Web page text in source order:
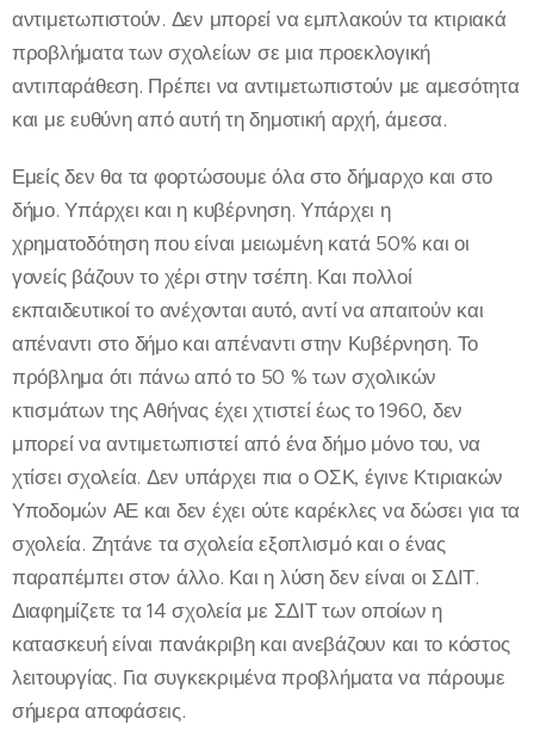
αντιμετωπιστούν. Δεν μπορεί να εμπλακούν τα κτιριακά
προβλήματα των σχολείων σε μια προεκλογική
αντιπαράθεση. Πρέπει να αντιμετωπιστούν με αμεσότητα
και με ευθύνη από αυτή τη δημοτική αρχή, άμεσα.
Εμείς δεν θα τα φορτώσουμε όλα στο δήμαρχο και στο
δήμο. Υπάρχει και η κυβέρνηση. Υπάρχει η
χρηματοδότηση που είναι μειωμένη κατά 50% και οι
γονείς βάζουν το χέρι στην τσέπη. Και πολλοί
εκπαιδευτικοί το ανέχονται αυτό, αντί να απαιτούν και
απέναντι στο δήμο και απέναντι στην Κυβέρνηση. Το
πρόβλημα ότι πάνω από το 50 % των σχολικών
κτισμάτων της Αθήνας έχει χτιστεί έως το 1960, δεν
μπορεί να αντιμετωπιστεί από ένα δήμο μόνο του, να
χτίσει σχολεία. Δεν υπάρχει πια ο ΟΣΚ, έγινε Κτιριακών
Υποδομών ΑΕ και δεν έχει ούτε καρέκλες να δώσει για τα
σχολεία. Ζητάνε τα σχολεία εξοπλισμό και ο ένας
παραπέμπει στον άλλο. Και η λύση δεν είναι οι ΣΔΙΤ.
Διαφημίζετε τα 14 σχολεία με ΣΔΙΤ των οποίων η
κατασκευή είναι πανάκριβη και ανεβάζουν και το κόστος
λειτουργίας. Για συγκεκριμένα προβλήματα να πάρουμε
σήμερα αποφάσεις.